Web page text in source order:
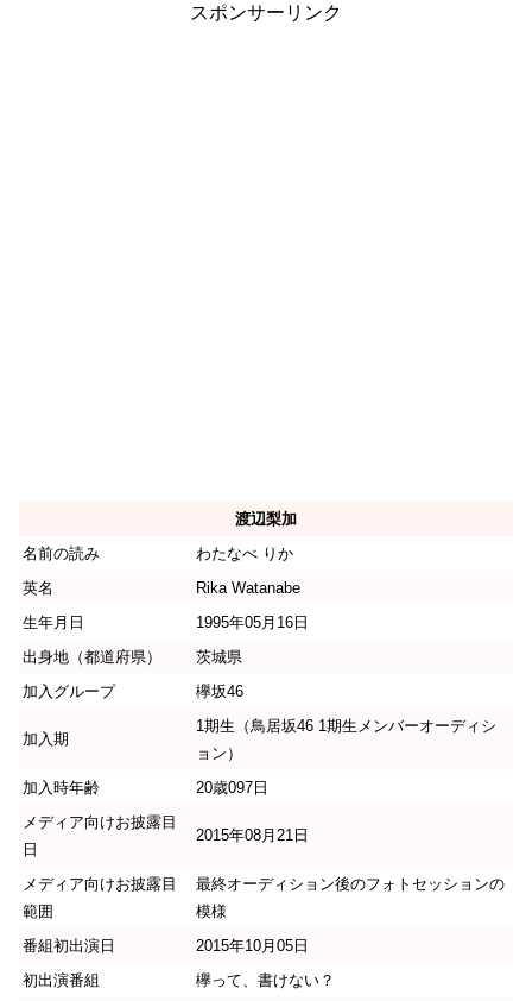
スポンサーリンク
渡辺梨加
名前の読み
わたなべ りか
英名
Rika Watanabe
生年月日
1995年05月16日
出身地（都道府県）
茨城県
加入グループ
欅坂46
加入期
1期生（鳥居坂46 1期生メンバーオーディシ
ョン）
加入時年齢
20歳097日
メディア向けお披露目
日
2015年08月21日
メディア向けお披露目
範囲
最終オーディション後のフォトセッションの
模様
番組初出演日
2015年10月05日
初出演番組
欅って、書けない？